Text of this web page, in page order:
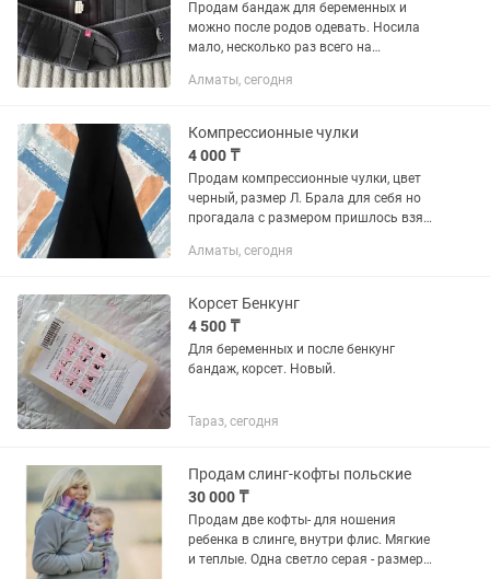
Продам бандаж для беременных и
можно после родов одевать. Носила
мало, несколько раз всего на
практически новый. Брала в
коробке. Продаю по...
Алматы, сегодня
Компрессионные чулки
4 000 ₸
Продам компрессионные чулки, цвет
черный, размер Л. Брала для себя но
прогадала с размером пришлось взять
приятный к телу и в то же время
Алматы, сегодня
Корсет Бенкунг
4 500 ₸
Для беременных и после бенкунг
бандаж, корсет. Новый.
Тараз, сегодня
Продам слинг-кофты польские
30 000 ₸
Продам две кофты- для ношения
ребенка в слинге, внутри флис. Мягкие
и теплые. Одна светло серая - размер